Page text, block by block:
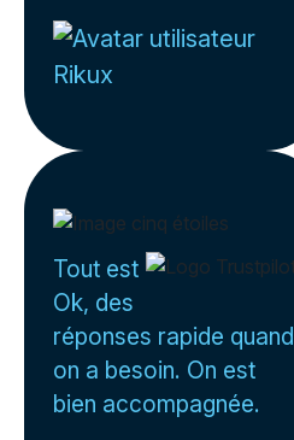
Rikux
Tout est
Ok, des
réponses rapide quand
on a besoin. On est
bien accompagnée.